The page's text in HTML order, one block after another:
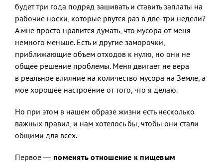
будет три года подряд зашивать и ставить заплаты на
рабочие носки, которые рвутся раз в две-три недели?
А мне просто нравится думать, что мусора от меня
немного меньше. Есть и другие заморочки,
приближающие объем отходов к нулю, но они не
общее решение проблемы. Меня двигает не вера
в реальное влияние на количество мусора на Земле, а
мое хорошее настроение от того, что я делаю.
Но при этом в нашем образе жизни есть несколько
важных правил, и нам хотелось бы, чтобы они стали
общими для всех.
Первое — поменять отношение к пищевым